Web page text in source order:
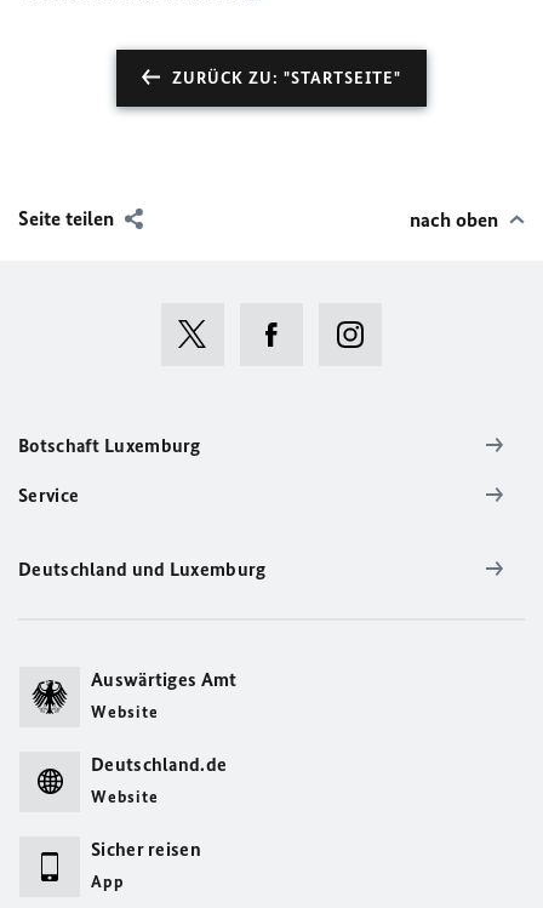
ZURÜCK ZU: "STARTSEITE"
Seite teilen nach oben
Botschaft Luxemburg
Service
Deutschland und Luxemburg
Auswärtiges Amt
Website
Deutschland.de
Website
Sicher reisen
App